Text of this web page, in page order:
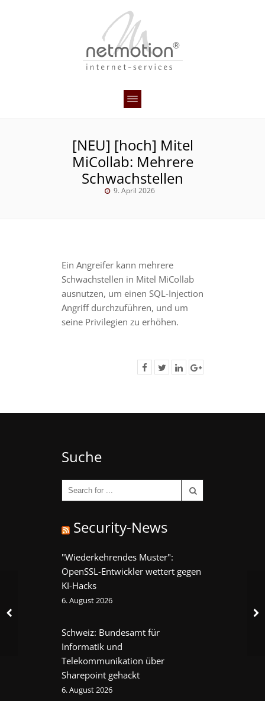
[NEU] [hoch] Mitel
MiCollab: Mehrere
Schwachstellen
9. April 2026
Ein Angreifer kann mehrere
Schwachstellen in Mitel MiCollab
ausnutzen, um einen SQL-Injection
Angriff durchzuführen, und um
seine Privilegien zu erhöhen.
Suche
Security-News
"Wiederkehrendes Muster":
OpenSSL-Entwickler wettert gegen
KI-Hacks
6. August 2026
Schweiz: Bundesamt für
Informatik und
Telekommunikation über
Sharepoint gehackt
6. August 2026